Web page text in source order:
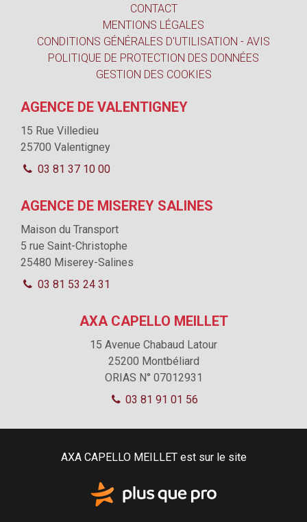
CONTACT
MENTIONS LÉGALES
CONDITIONS GÉNÉRALES D'UTILISATION - AVIS
POLITIQUE DE PROTECTION DES DONNÉES
GESTION DES COOKIES
AGENCE DE VALENTIGNEY
15 Rue Villedieu
25700 Valentigney
03 81 37 10 00
AGENCE DE MISEREY SALINES
Maison du Transport
5 rue Saint-Christophe
25480 Miserey-Salines
03 81 53 24 31
AXA CAPELLO MEILLET
15 Avenue Chabaud Latour
25200 Montbéliard
ORIAS N° 07012931
03 81 91 01 56
AXA CAPELLO MEILLET est sur le site